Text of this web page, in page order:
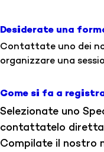
Desiderate una
Contattate uno dei
organizzare una
Come si fa a
Selezionate uno
contattatelo
Compilate il nostro